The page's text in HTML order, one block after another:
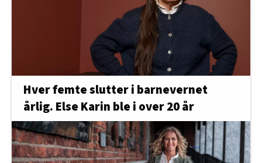
Hver femte slutter i barnevernet
årlig. Else Karin ble i over 20 år